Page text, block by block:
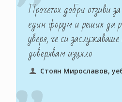
Прочетох добри
един форум и реших да
уверя, че си
доверявам изцяло
Стоян Мирославов,